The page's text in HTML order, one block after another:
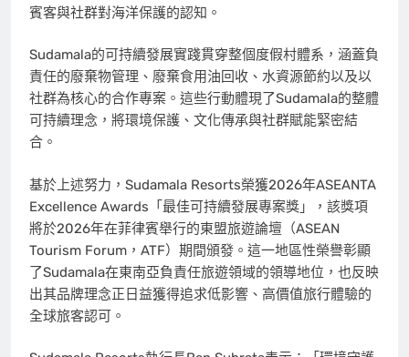
賓客與社群對海洋保護的認知。
Sudamala的可持續發展實踐貫穿整個度假村體系，涵蓋負
責任的廢棄物管理、廢棄食用油回收、水資源節約以及以
社群為核心的合作專案。這些行動體現了Sudamala的整體
可持續理念，將環境保護、文化傳承與社群賦能緊密結
合。
基於上述努力，Sudamala Resorts榮獲2026年ASEANTA
Excellence Awards「最佳可持續發展專案獎」，該獎項
將於2026年在菲律賓舉行的東盟旅遊論壇（ASEAN
Tourism Forum，ATF）期間頒發。這一地區性榮譽彰顯
了Sudamala在東南亞負責任旅遊領域的領導地位，也反映
出其品牌理念正日益獲得追求低影響、高價值旅行體驗的
全球旅客認可。